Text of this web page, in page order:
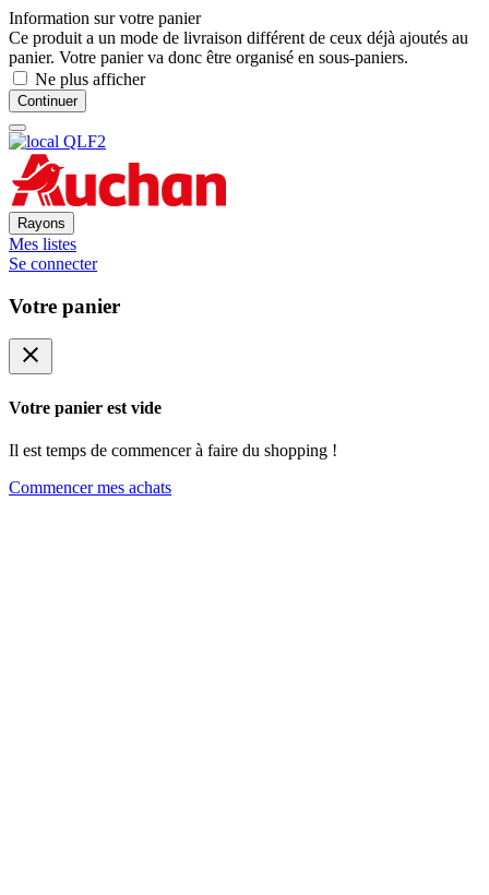
Information sur votre panier
Ce produit a un mode de livraison différent de ceux déjà ajoutés au
panier. Votre panier va donc être organisé en sous-paniers.
Ne plus afficher
Continuer
Rayons
Mes listes
Se connecter
Votre panier
close
Votre panier est vide
Il est temps de commencer à faire du shopping !
Commencer mes achats